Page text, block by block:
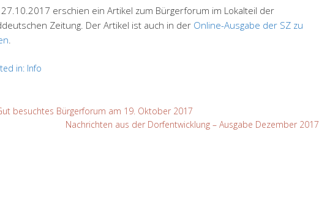
erschien ein Artikel zum Bürgerforum im Lokalteil der
Zeitung. Der Artikel ist auch in der Online-Ausgabe der SZ zu
in: Info
besuchtes Bürgerforum am 19. Oktober 2017
Nachrichten aus der Dorfentwicklung – Ausgabe Dezember 2017